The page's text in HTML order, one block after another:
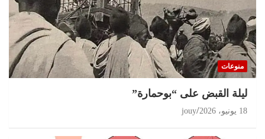
منوعات
ليلة القبض على “بوحمارة”
18 يونيو، 2026 jouy